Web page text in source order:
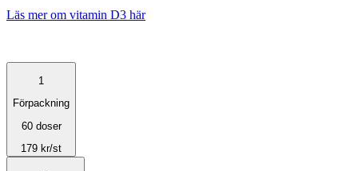
Läs mer om vitamin D3 här
1
Förpackning
60 doser
179 kr/st